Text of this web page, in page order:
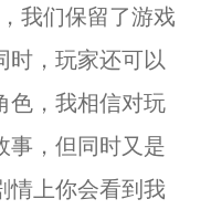
我们保留了游戏
时，玩家还可以
色，我相信对玩
事，但同时又是
情上你会看到我